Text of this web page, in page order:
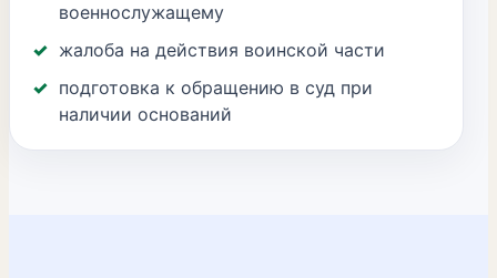
военнослужащему
жалоба на действия воинской части
подготовка к обращению в суд при
наличии оснований